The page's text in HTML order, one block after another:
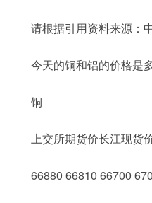
请根据引用资料来源：
今天的铜和铝的价格是
铜
上交所期货价长江现货
66880 66810 66700